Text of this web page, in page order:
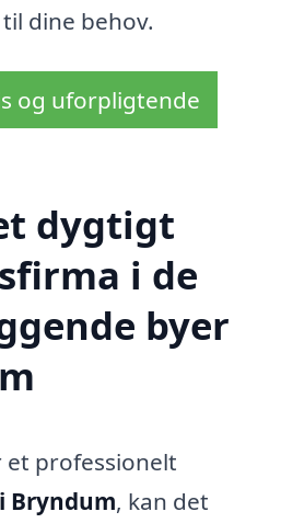
dine behov.
og uforpligtende
dygtigt
i de
byer
professionelt
Bryndum, kan det